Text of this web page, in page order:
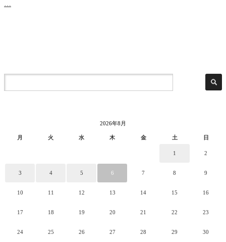
2026年8月
月 火 水 木 金 土 日
1 2
3 4 5 6 7 8 9
10 11 12 13 14 15 16
17 18 19 20 21 22 23
24 25 26 27 28 29 30